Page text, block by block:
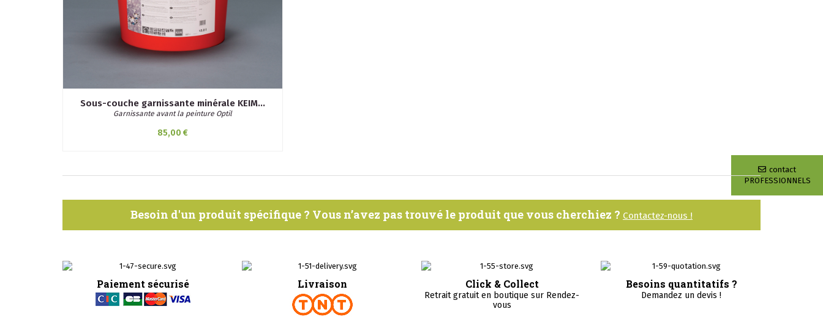
contact
PROFESSIONNELS
Sous-couche garnissante minérale KEIM...
Garnissante avant la peinture Optil
85,00 €
Besoin d'un produit spécifique ? Vous n’avez pas trouvé le produit que vous cherchiez ? Contactez-nous !
Paiement sécurisé Livraison Click & Collect
Retrait gratuit en boutique sur Rendez-
vous
Besoins quantitatifs ?
Demandez un devis !